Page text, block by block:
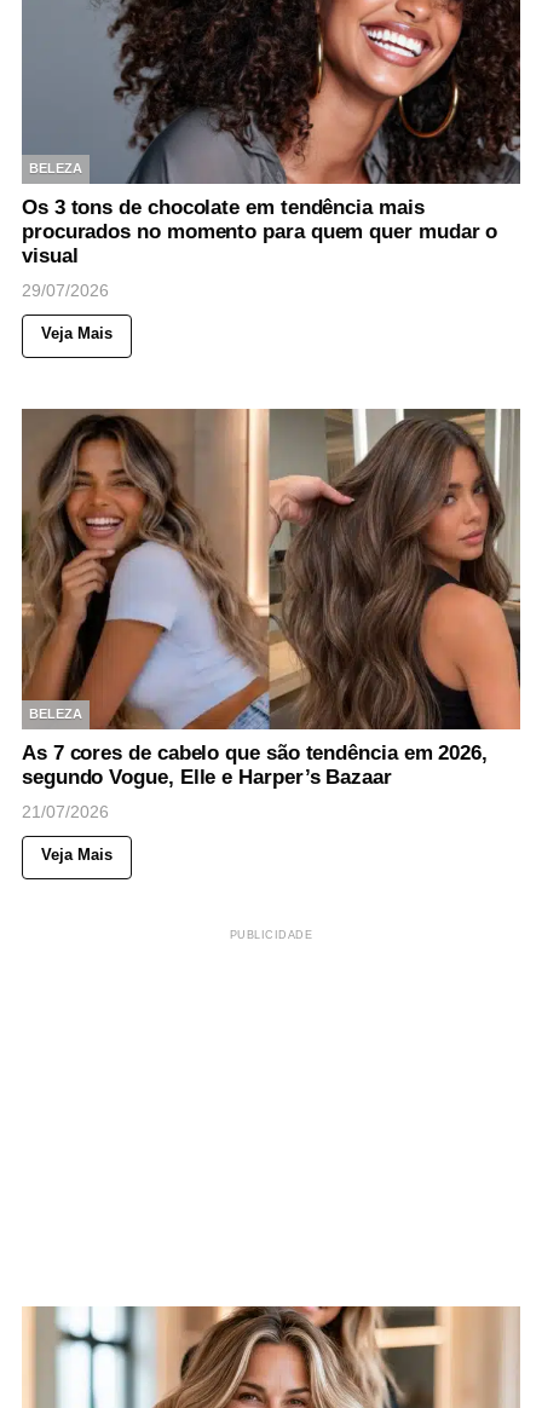
BELEZA
Os 3 tons de chocolate em tendência mais
procurados no momento para quem quer mudar o
visual
29/07/2026
Veja Mais
BELEZA
As 7 cores de cabelo que são tendência em 2026,
segundo Vogue, Elle e Harper’s Bazaar
21/07/2026
Veja Mais
PUBLICIDADE